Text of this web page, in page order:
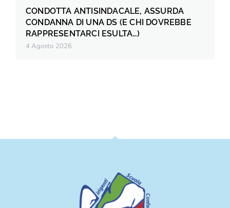
CONDOTTA ANTISINDACALE, ASSURDA
CONDANNA DI UNA DS (E CHI DOVREBBE
RAPPRESENTARCI ESULTA…)
4 Agosto 2026